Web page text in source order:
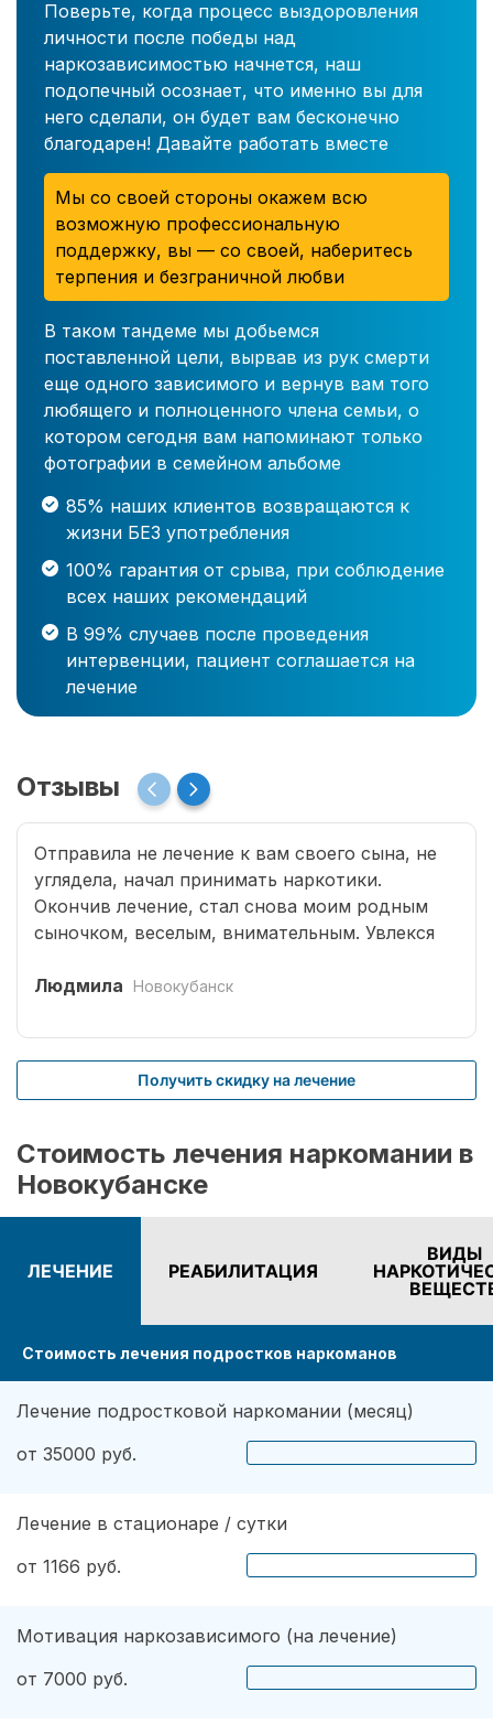
Поверьте, когда процесс выздоровления
личности после победы над
наркозависимостью начнется, наш
подопечный осознает, что именно вы для
него сделали, он будет вам бесконечно
благодарен! Давайте работать вместе
Мы со своей стороны окажем всю
возможную профессиональную
поддержку, вы — со своей, наберитесь
терпения и безграничной любви
В таком тандеме мы добьемся
поставленной цели, вырвав из рук смерти
еще одного зависимого и вернув вам того
любящего и полноценного члена семьи, о
котором сегодня вам напоминают только
фотографии в семейном альбоме
85% наших клиентов возвращаются к
жизни БЕЗ употребления
100% гарантия от срыва, при соблюдение
всех наших рекомендаций
В 99% случаев после проведения
интервенции, пациент соглашается на
лечение
Отзывы
Отправила не лечение к вам своего сына, не
углядела, начал принимать наркотики.
Окончив лечение, стал снова моим родным
сыночком, веселым, внимательным. Увлекся
Страшно подумать, что было бы без помощи
Людмила Новокубанск
Получить скидку на лечение
Стоимость лечения наркомании в
Новокубанске
ЛЕЧЕНИЕ РЕАБИЛИТАЦИЯ
ВИДЫ
Стоимость лечения подростков наркоманов
Лечение подростковой наркомании (месяц)
от 35000 руб.
Лечение в стационаре / сутки
от 1166 руб.
Мотивация наркозависимого (на лечение)
от 7000 руб.